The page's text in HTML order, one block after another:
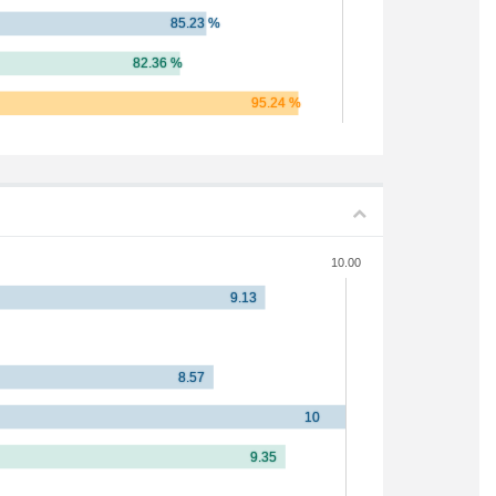
10.00